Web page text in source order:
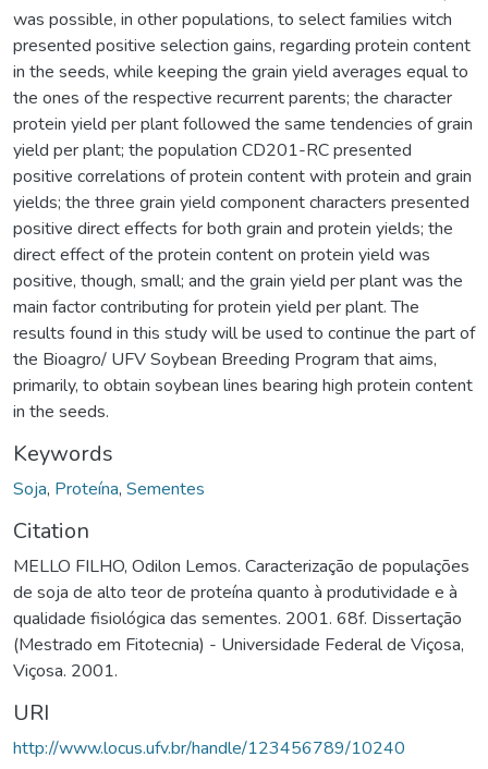
was possible, in other populations, to select families witch
presented positive selection gains, regarding protein content
in the seeds, while keeping the grain yield averages equal to
the ones of the respective recurrent parents; the character
protein yield per plant followed the same tendencies of grain
yield per plant; the population CD201-RC presented
positive correlations of protein content with protein and grain
yields; the three grain yield component characters presented
positive direct effects for both grain and protein yields; the
direct effect of the protein content on protein yield was
positive, though, small; and the grain yield per plant was the
main factor contributing for protein yield per plant. The
results found in this study will be used to continue the part of
the Bioagro/ UFV Soybean Breeding Program that aims,
primarily, to obtain soybean lines bearing high protein content
in the seeds.
Keywords
Soja, Proteína, Sementes
Citation
MELLO FILHO, Odilon Lemos. Caracterização de populações
de soja de alto teor de proteína quanto à produtividade e à
qualidade fisiológica das sementes. 2001. 68f. Dissertação
(Mestrado em Fitotecnia) - Universidade Federal de Viçosa,
Viçosa. 2001.
URI
http://www.locus.ufv.br/handle/123456789/10240